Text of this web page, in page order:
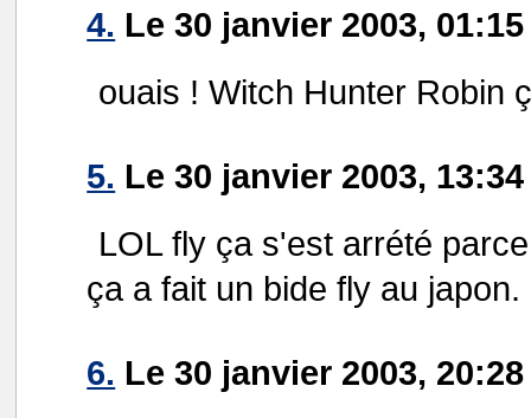
4. Le 30 janvier 2003,
ouais ! Witch Hunter Robin
5. Le 30 janvier 2003,
LOL fly ça s'est arrété
ça a fait un bide fly au japon.
6. Le 30 janvier 2003,